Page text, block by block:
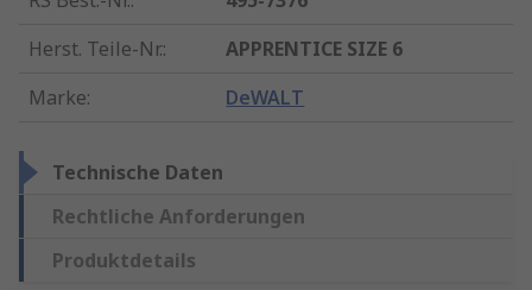
Herst. Teile-Nr.:
APPRENTICE SIZE 6
Marke: DeWALT
Technische Daten
Rechtliche Anforderungen
Produktdetails